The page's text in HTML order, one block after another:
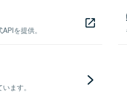
を提供。
ます。